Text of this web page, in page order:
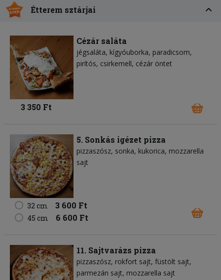
Étterem sztárjai
Cézár saláta
jégsaláta kígyóuborka paradicsom
pirítós csirkemell cézár öntet
3 350 Ft
5. Sonkás igézet pizza
pizzaszósz sonka kukorica mozzarella
sajt
32 cm 3 600 Ft
45 cm 6 600 Ft
11. Sajtvarázs pizza
pizzaszósz rokfort sajt füstölt sajt
parmezán sajt mozzarella sajt